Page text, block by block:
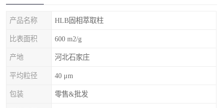
产品名称 HLB固相萃取柱
比表面积 600 m2/g
产地 河北石家庄
平均粒径 40 μm
包装 零售&批发